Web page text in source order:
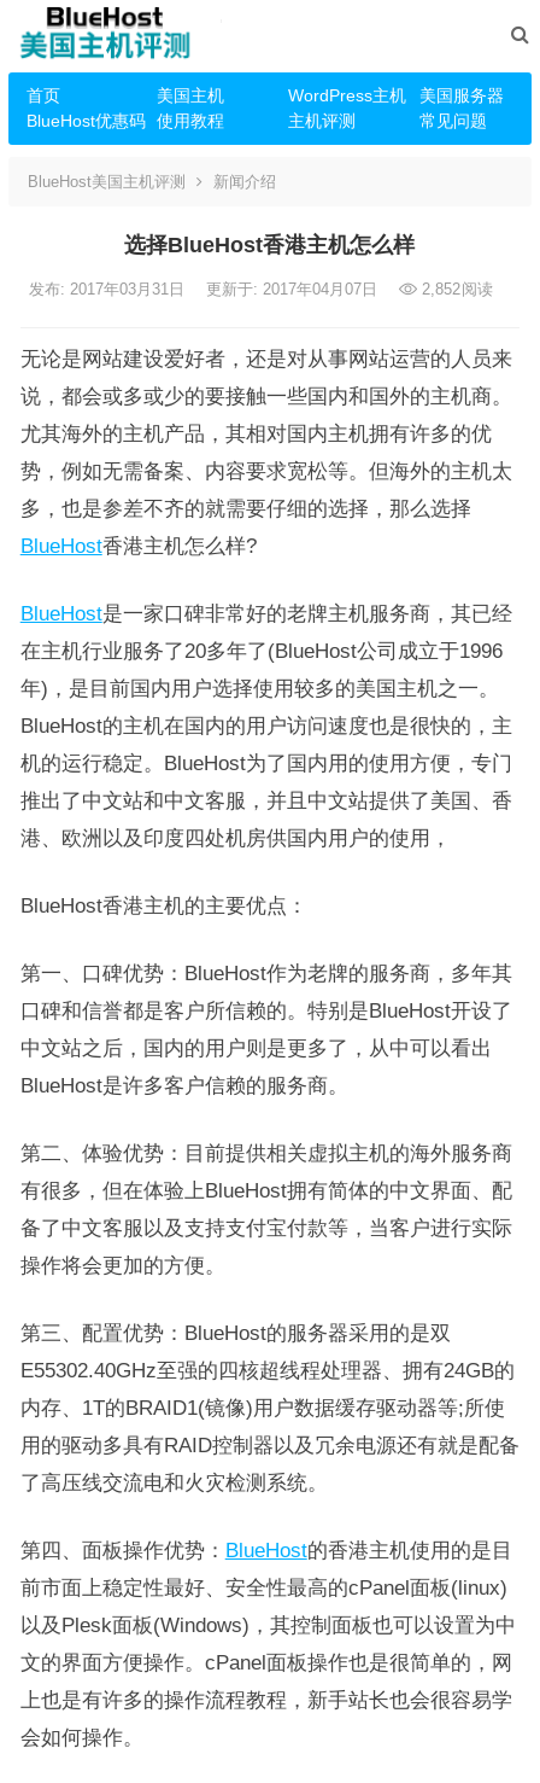
首页 美国主机 WordPress主机
美国服务器
BlueHost优惠码
使用教程 主机评测 常见问题
BlueHost美国主机评测 新闻介绍
选择BlueHost香港主机怎么样
发布: 2017年03月31日 更新于: 2017年04月07日 2,852阅读
无论是网站建设爱好者，还是对从事网站运营的人员来
说，都会或多或少的要接触一些国内和国外的主机商。
尤其海外的主机产品，其相对国内主机拥有许多的优
势，例如无需备案、内容要求宽松等。但海外的主机太
多，也是参差不齐的就需要仔细的选择，那么选择
BlueHost香港主机怎么样?
BlueHost是一家口碑非常好的老牌主机服务商，其已经
在主机行业服务了20多年了(BlueHost公司成立于1996
年)，是目前国内用户选择使用较多的美国主机之一。
BlueHost的主机在国内的用户访问速度也是很快的，主
机的运行稳定。BlueHost为了国内用的使用方便，专门
推出了中文站和中文客服，并且中文站提供了美国、香
港、欧洲以及印度四处机房供国内用户的使用，
BlueHost香港主机的主要优点：
第一、口碑优势：BlueHost作为老牌的服务商，多年其
口碑和信誉都是客户所信赖的。特别是BlueHost开设了
中文站之后，国内的用户则是更多了，从中可以看出
BlueHost是许多客户信赖的服务商。
第二、体验优势：目前提供相关虚拟主机的海外服务商
有很多，但在体验上BlueHost拥有简体的中文界面、配
备了中文客服以及支持支付宝付款等，当客户进行实际
操作将会更加的方便。
第三、配置优势：BlueHost的服务器采用的是双
E55302.40GHz至强的四核超线程处理器、拥有24GB的
内存、1T的BRAID1(镜像)用户数据缓存驱动器等;所使
用的驱动多具有RAID控制器以及冗余电源还有就是配备
了高压线交流电和火灾检测系统。
第四、面板操作优势： BlueHost的香港主机使用的是目
前市面上稳定性最好、安全性最高的cPanel面板(linux)
以及Plesk面板(Windows)，其控制面板也可以设置为中
文的界面方便操作。cPanel面板操作也是很简单的，网
上也是有许多的操作流程教程，新手站长也会很容易学
会如何操作。